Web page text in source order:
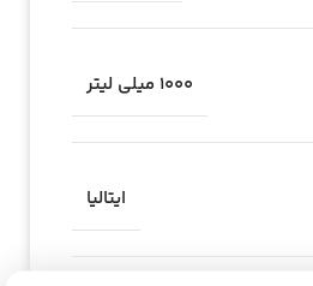
1000 میلی لیتر
ایتالیا